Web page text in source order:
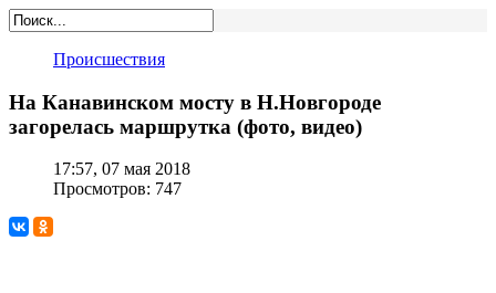
Происшествия
На Канавинском мосту в Н.Новгороде
загорелась маршрутка (фото, видео)
17:57, 07 мая 2018
Просмотров: 747